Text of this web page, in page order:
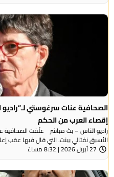
الصحافية عنات سرغوستي لـ”راديو
إقصاء العرب من الحكم
راديو الناس – بث مباشر علّقت الصحافية
الأسبق نفتالي بينت، التي قال فيها عقب
27 أبريل 2026 | 8:32 مساءً